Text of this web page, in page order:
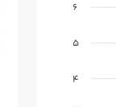
6
5
4